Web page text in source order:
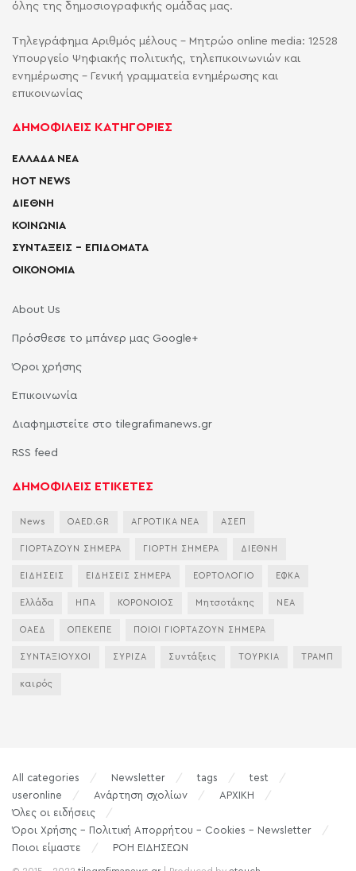
όλης της δημοσιογραφικής ομάδας μας.
Τηλεγράφημα Αριθμός μέλους - Μητρώο online media: 12528
Υπουργείο Ψηφιακής πολιτικής, τηλεπικοινωνιών και
ενημέρωσης - Γενική γραμματεία ενημέρωσης και
επικοινωνίας
ΔΗΜΟΦΙΛΕΙΣ ΚΑΤΗΓΟΡΙΕΣ
ΕΛΛΑΔΑ ΝΕΑ
HOT NEWS
ΔΙΕΘΝΗ
ΚΟΙΝΩΝΙΑ
ΣΥΝΤΑΞΕΙΣ – ΕΠΙΔΟΜΑΤΑ
ΟΙΚΟΝΟΜΙΑ
About Us
Πρόσθεσε το μπάνερ μας Google+
Όροι χρήσης
Επικοινωνία
Διαφημιστείτε στο tilegrafimanews.gr
RSS feed
ΔΗΜΟΦΙΛΕΙΣ ΕΤΙΚΕΤΕΣ
News OAED.GR ΑΓΡΟΤΙΚΑ ΝΕΑ ΑΣΕΠ
ΓΙΟΡΤΑΖΟΥΝ ΣΗΜΕΡΑ ΓΙΟΡΤΗ ΣΗΜΕΡΑ ΔΙΕΘΝΗ
ΕΙΔΗΣΕΙΣ ΕΙΔΗΣΕΙΣ ΣΗΜΕΡΑ ΕΟΡΤΟΛΟΓΙΟ ΕΦΚΑ
Ελλάδα ΗΠΑ ΚΟΡΟΝΟΙΟΣ Μητσοτάκης ΝΕΑ
ΟΑΕΔ ΟΠΕΚΕΠΕ ΠΟΙΟΙ ΓΙΟΡΤΑΖΟΥΝ ΣΗΜΕΡΑ
ΣΥΝΤΑΞΙΟΥΧΟΙ ΣΥΡΙΖΑ Συντάξεις ΤΟΥΡΚΙΑ ΤΡΑΜΠ
καιρός
All categories Newsletter tags
test
useronline
Ανάρτηση σχολίων
ΑΡΧΙΚΗ
Όλες οι ειδήσεις
Όροι Χρήσης – Πολιτική Απορρήτου – Cookies – Newsletter
Ποιοι είμαστε
ΡΟΗ ΕΙΔΗΣΕΩΝ